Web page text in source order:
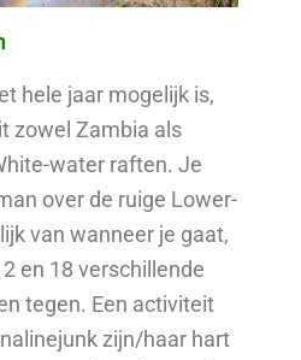
hele jaar mogelijk is,
zowel Zambia als
water raften. Je
over de ruige Lower-
van wanneer je gaat,
en 18 verschillende
tegen. Een activiteit
zijn/haar hart